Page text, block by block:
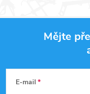
Mějte
E-mail